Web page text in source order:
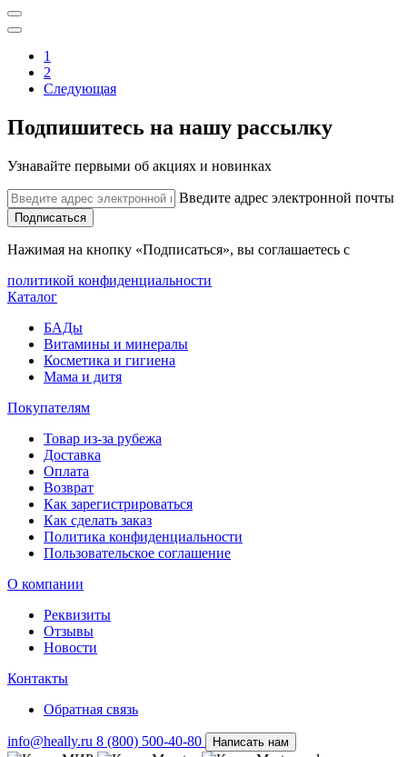
1
2
Следующая
Подпишитесь на нашу рассылку
Узнавайте первыми об акциях и новинках
Введите адрес электронной почты
Подписаться
Нажимая на кнопку «Подписаться», вы соглашаетесь с
политикой конфиденциальности
Каталог
БАДы
Витамины и минералы
Косметика и гигиена
Мама и дитя
Покупателям
Товар из-за рубежа
Доставка
Оплата
Возврат
Как зарегистрироваться
Как сделать заказ
Политика конфиденциальности
Пользовательское соглашение
О компании
Реквизиты
Отзывы
Новости
Контакты
Обратная связь
info@heally.ru 8 (800) 500-40-80 Написать нам